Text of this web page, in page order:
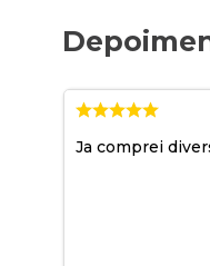
Ja comprei